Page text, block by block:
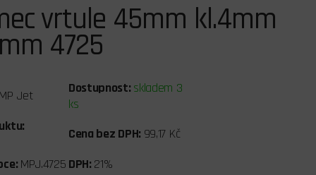
vrtule 45mm kl.4mm
4725
Jet Dostupnost: skladem 3
ks
Cena bez DPH: 99,17 Kč
MPJ.4725 DPH: 21%